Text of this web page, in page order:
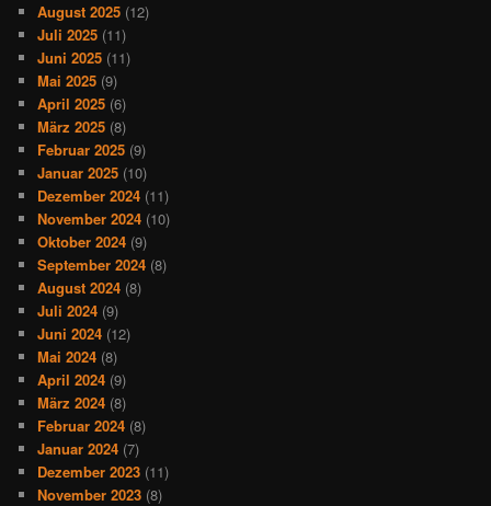
August 2025 (12)
Juli 2025 (11)
Juni 2025 (11)
Mai 2025 (9)
April 2025 (6)
März 2025 (8)
Februar 2025 (9)
Januar 2025 (10)
Dezember 2024 (11)
November 2024 (10)
Oktober 2024 (9)
September 2024 (8)
August 2024 (8)
Juli 2024 (9)
Juni 2024 (12)
Mai 2024 (8)
April 2024 (9)
März 2024 (8)
Februar 2024 (8)
Januar 2024 (7)
Dezember 2023 (11)
November 2023 (8)